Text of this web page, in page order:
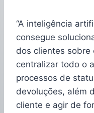
“A inteligência
consegue
dos clientes sobre
centralizar todo o
processos de
devoluções, além
cliente e agir de